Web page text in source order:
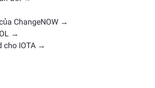
ChangeNOW →
→
cho IOTA →